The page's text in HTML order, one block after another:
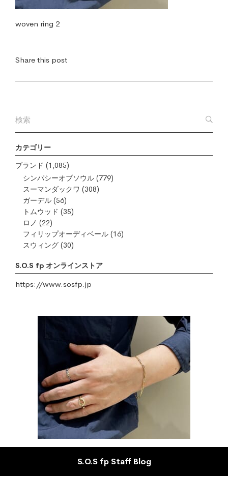
カテゴリー
ブランド (1,085)
シンパシーオブソウル (779)
スーマンダックワ (308)
ガーデル (56)
トムウッド (35)
ロノ (22)
フィリップオーディベール (16)
スウィング (30)
S.O.S fp オンラインストア
https://www.sosfp.jp
woven ring 2
Share this post
S.O.S fp Staff Blog